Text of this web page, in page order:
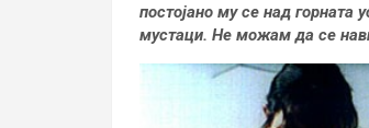
постојано му се над
мустаци. Не можам да се